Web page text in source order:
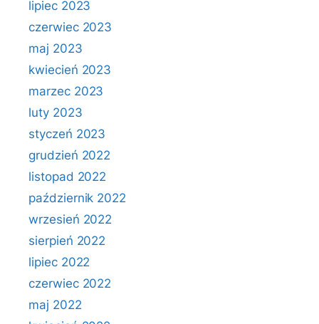
lipiec 2023
czerwiec 2023
maj 2023
kwiecień 2023
marzec 2023
luty 2023
styczeń 2023
grudzień 2022
listopad 2022
październik 2022
wrzesień 2022
sierpień 2022
lipiec 2022
czerwiec 2022
maj 2022